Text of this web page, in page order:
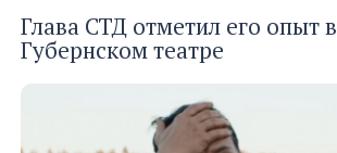
Глава СТД отметил его опыт в
Губернском театре